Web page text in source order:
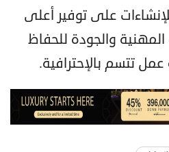
على توفير أعلى
والجودة للحفاظ
تتسم بالإحترافية.